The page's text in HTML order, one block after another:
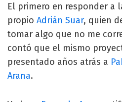
El primero en responder a
propio Adrián Suar, quien
tomar algo que no me
contó que el mismo
presentado años atrás a
Arana.